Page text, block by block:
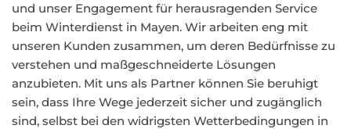
und unser Engagement für herausragenden Service
beim Winterdienst in Mayen. Wir arbeiten eng mit
unseren Kunden zusammen, um deren Bedürfnisse zu
verstehen und maßgeschneiderte Lösungen
anzubieten. Mit uns als Partner können Sie beruhigt
sein, dass Ihre Wege jederzeit sicher und zugänglich
sind, selbst bei den widrigsten Wetterbedingungen in